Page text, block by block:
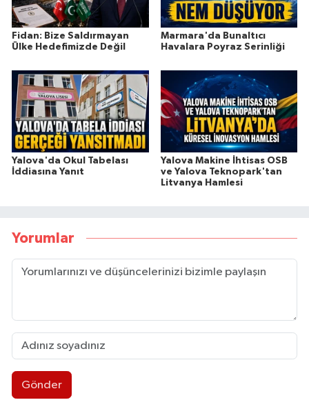
Fidan: Bize Saldırmayan
Ülke Hedefimizde Değil
Marmara'da Bunaltıcı
Havalara Poyraz Serinliği
Yalova'da Okul Tabelası
İddiasına Yanıt
Yalova Makine İhtisas OSB
ve Yalova Teknopark'tan
Litvanya Hamlesi
Yorumlar
Gönder